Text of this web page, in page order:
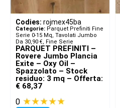
Codies: rojmex45ba
Categorie: Parquet Prefiniti Fine
Serie 0-15 Mq, Tavolati Jumbo
Da 30,90 €, Fine Serie
PARQUET PREFINITI –
Rovere Jumbo Plancia
Exite – Oxy Oil –
Spazzolato – Stock
residuo: 3 mq – Offerta:
€ 68,37
0 ★★★★★